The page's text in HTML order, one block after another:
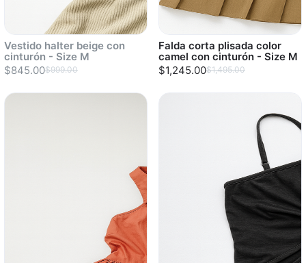
Vestido halter beige con
cinturón - Size M
$845.00$999.00
Falda corta plisada color
camel con cinturón - Size M
$1,245.00$1,495.00